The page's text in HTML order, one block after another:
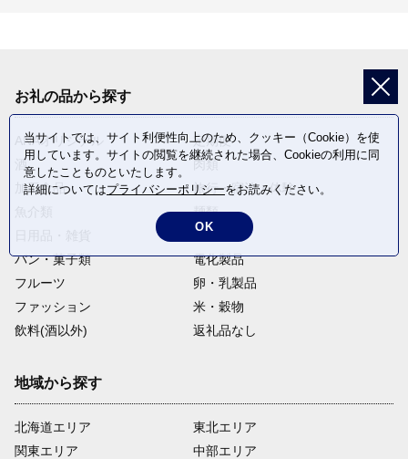
お礼の品から探す
ANAオリジナル
定期便
酒
肉類
加工食品
旅行・宿泊・体験
麺類
野菜
パン・菓子類
電化製品
フルーツ
卵・乳製品
ファッション
米・穀物
飲料(酒以外)
返礼品なし
地域から探す
北海道エリア
関東エリア
東北エリア
中部エリア
当サイトでは、サイト利便性向上のため、クッキー（Cookie）を使
用しています。サイトの閲覧を継続された場合、Cookieの利用に同
意したことものといたします。
詳細についてはプライバシーポリシーをお読みください。
OK